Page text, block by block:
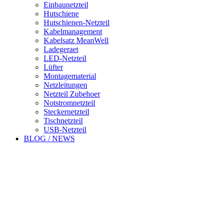
Einbaunetzteil
Hutschiene
Hutschienen-Netzteil
Kabelmanagement
Kabelsatz MeanWell
Ladegeraet
LED-Netzteil
Lüfter
Montagematerial
Netzleitungen
Netzteil Zubehoer
Notstromnetzteil
Steckernetzteil
Tischnetzteil
USB-Netzteil
BLOG / NEWS